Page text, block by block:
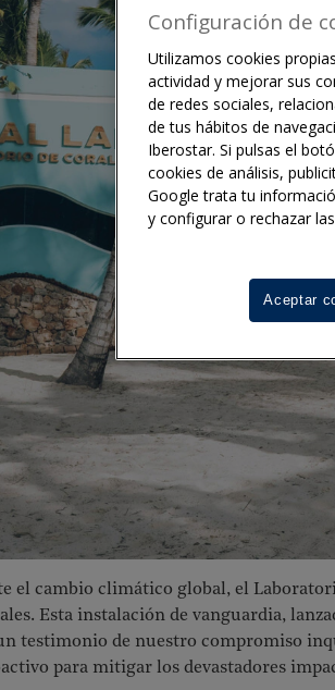
el cambio climático global, el
Esta instalación de vanguardia,
testimonio de nuestro compromiso
para mitigar los devastadores
Configuración de
Utilizamos cookies
actividad y mejorar sus
de redes sociales,
de tus hábitos de
Iberostar. Si pulsas el
cookies de análisis,
Google trata tu
y configurar o rechazar
Aceptar